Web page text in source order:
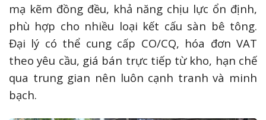
mạ kẽm đồng đều, khả năng chịu lực ổn định,
phù hợp cho nhiều loại kết cấu sàn bê tông.
Đại lý có thể cung cấp CO/CQ, hóa đơn VAT
theo yêu cầu, giá bán trực tiếp từ kho, hạn chế
qua trung gian nên luôn cạnh tranh và minh
bạch.